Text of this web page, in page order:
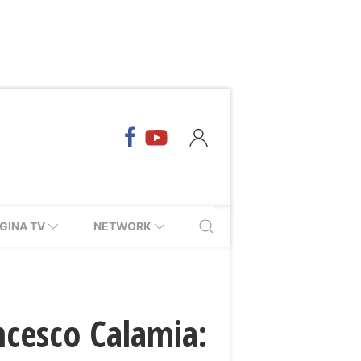
TV NETWORK
Calamia: